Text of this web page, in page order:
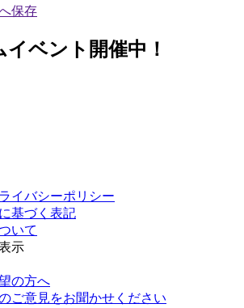
ベント開催中！
イバシーポリシー
基づく表記
いて
示
の方へ
ご意見をお聞かせください